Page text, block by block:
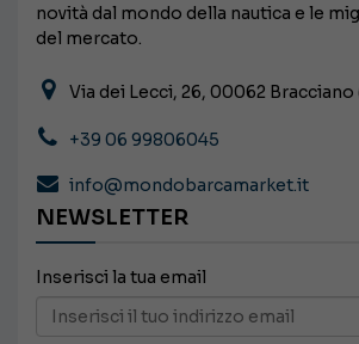
novità dal mondo della nautica e le
del mercato.
Via dei Lecci, 26, 00062 Bracciano
+39 06 99806045
info@mondobarcamarket.it
NEWSLETTER
Inserisci la tua email